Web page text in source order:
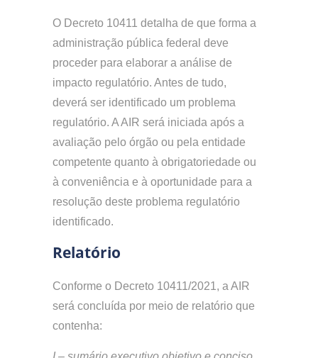
O Decreto 10411 detalha de que forma a
administração pública federal deve
proceder para elaborar a análise de
impacto regulatório. Antes de tudo,
deverá ser identificado um problema
regulatório. A AIR será iniciada após a
avaliação pelo órgão ou pela entidade
competente quanto à obrigatoriedade ou
à conveniência e à oportunidade para a
resolução deste problema regulatório
identificado.
Relatório
Conforme o Decreto 10411/2021, a AIR
será concluída por meio de relatório que
contenha: